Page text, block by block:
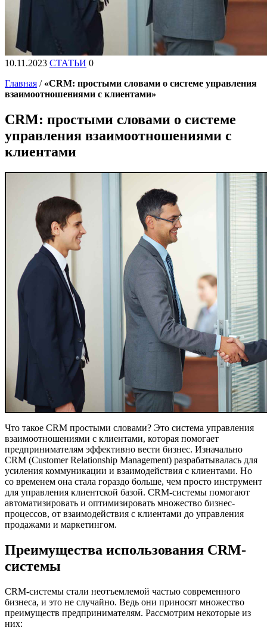
10.11.2023 СТАТЬИ 0
Главная / «CRM: простыми словами о системе управления
взаимоотношениями с клиентами»
CRM: простыми словами о системе
управления взаимоотношениями с
клиентами
Что такое CRM простыми словами? Это система управления
взаимоотношениями с клиентами, которая помогает
предпринимателям эффективно вести бизнес. Изначально
CRM (Customer Relationship Management) разрабатывалась для
усиления коммуникации и взаимодействия с клиентами. Но
со временем она стала гораздо больше, чем просто инструмент
для управления клиентской базой. CRM-системы помогают
автоматизировать и оптимизировать множество бизнес-
процессов, от взаимодействия с клиентами до управления
продажами и маркетингом.
Преимущества использования CRM-
системы
CRM-системы стали неотъемлемой частью современного
бизнеса, и это не случайно. Ведь они приносят множество
преимуществ предпринимателям. Рассмотрим некоторые из
них: